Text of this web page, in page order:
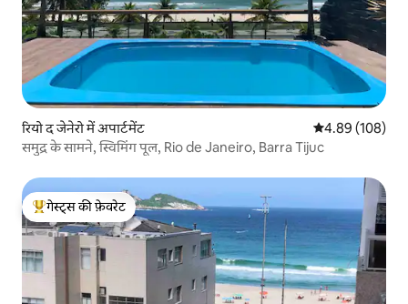
रियो द जेनेरो में अपार्टमेंट औसत रेटिंग 5 में से
4.89 (108)
समुद्र के सामने, स्विमिंग पूल, Rio de Janeiro, Barra Tijuc
गेस्ट्स का टॉप फ़ेवरेट
गेस्ट्स की फ़ेवरेट